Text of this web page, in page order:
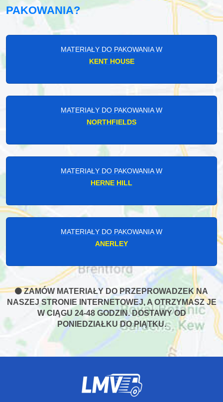
PAKOWANIA?
MATERIAŁY DO PAKOWANIA W
KENT HOUSE
MATERIAŁY DO PAKOWANIA W
NORTHFIELDS
MATERIAŁY DO PAKOWANIA W
HERNE HILL
MATERIAŁY DO PAKOWANIA W
ANERLEY
ZAMÓW MATERIAŁY DO PRZEPROWADZEK NA
NASZEJ STRONIE INTERNETOWEJ, A OTRZYMASZ JE
W CIĄGU 24-48 GODZIN. DOSTAWY OD
PONIEDZIAŁKU DO PIĄTKU.